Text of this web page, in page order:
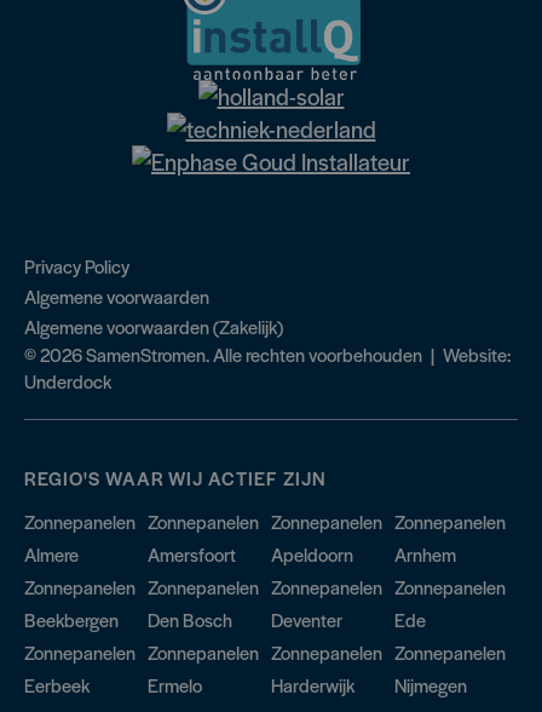
Privacy Policy
Algemene voorwaarden
Algemene voorwaarden (Zakelijk)
© 2026 SamenStromen. Alle rechten voorbehouden | Website:
Underdock
REGIO'S WAAR WIJ ACTIEF ZIJN
Zonnepanelen
Almere
Zonnepanelen
Amersfoort
Zonnepanelen
Apeldoorn
Zonnepanelen
Arnhem
Zonnepanelen
Beekbergen
Zonnepanelen
Den Bosch
Zonnepanelen
Deventer
Zonnepanelen
Ede
Zonnepanelen
Eerbeek
Zonnepanelen
Ermelo
Zonnepanelen
Harderwijk
Zonnepanelen
Nijmegen